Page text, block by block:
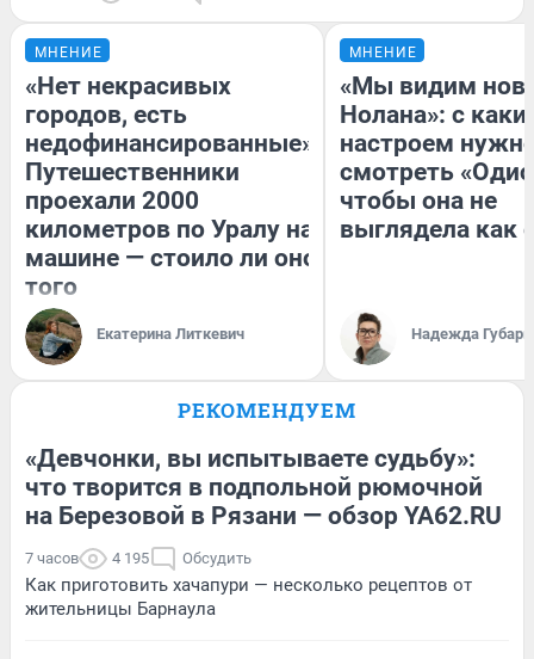
МНЕНИЕ
«Нет некрасивых
городов, есть
недофинансированные».
Путешественники
проехали 2000
километров по Уралу на
машине — стоило ли оно
того
Екатерина Литкевич
МНЕНИЕ
«Мы видим
Нолана»: с
настроем
смотреть
чтобы она не
выглядела как
Надежда Губарь
РЕКОМЕНДУЕМ
«Девчонки, вы испытываете судьбу»:
что творится в подпольной рюмочной
на Березовой в Рязани — обзор YA62.RU
7 часов 4 195 Обсудить
Как приготовить хачапури — несколько рецептов от
жительницы Барнаула